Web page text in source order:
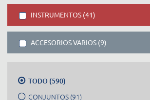
INSTRUMENTOS (41)
ACCESORIOS VARIOS (9)
TODO (590)
CONJUNTOS (91)